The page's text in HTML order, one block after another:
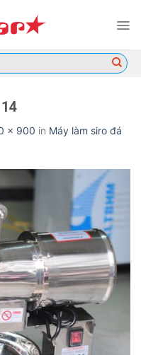
× 900 in Máy làm siro đá